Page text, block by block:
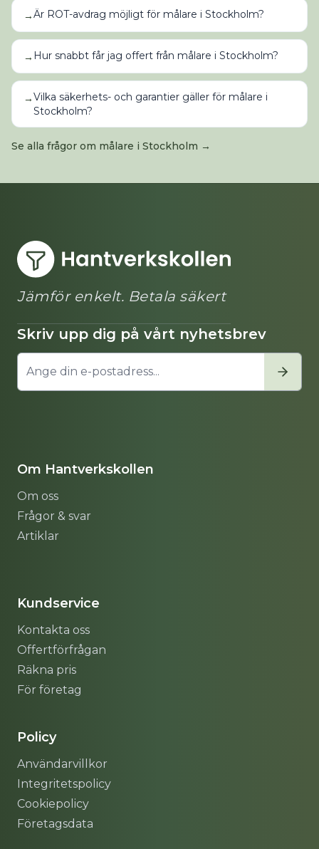
→Är ROT-avdrag möjligt för målare i Stockholm?
→ Hur snabbt får jag offert från målare i Stockholm?
→Vilka säkerhets- och garantier gäller för målare i
Stockholm?
Se alla frågor om målare i Stockholm →
Jämför enkelt. Betala säkert
Skriv upp dig på vårt nyhetsbrev
Om Hantverkskollen
Om oss
Frågor & svar
Artiklar
Kundservice
Kontakta oss
Offertförfrågan
Räkna pris
För företag
Policy
Användarvillkor
Integritetspolicy
Cookiepolicy
Företagsdata